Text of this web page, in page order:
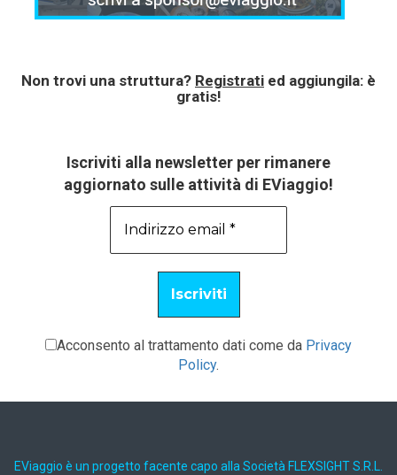
Non trovi una struttura? Registrati ed aggiungila: è
gratis!
Iscriviti alla newsletter per rimanere
aggiornato sulle attività di EViaggio!
Acconsento al trattamento dati come da Privacy
Policy.
EViaggio è un progetto facente capo alla Società FLEXSIGHT S.R.L.